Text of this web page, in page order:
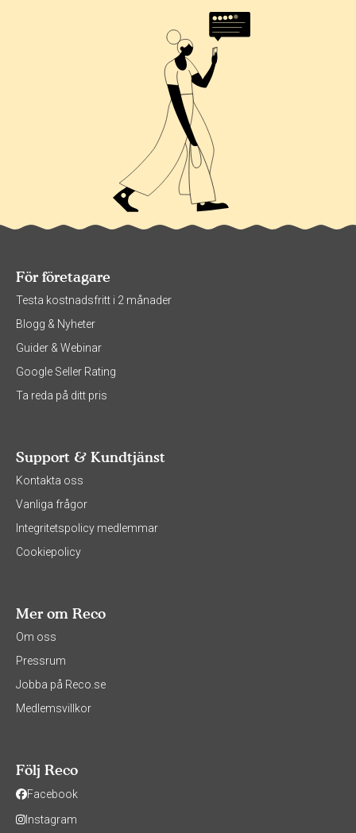
För företagare
Testa kostnadsfritt i 2 månader
Blogg & Nyheter
Guider & Webinar
Google Seller Rating
Ta reda på ditt pris
Support & Kundtjänst
Kontakta oss
Vanliga frågor
Integritetspolicy medlemmar
Cookiepolicy
Mer om Reco
Om oss
Pressrum
Jobba på Reco.se
Medlemsvillkor
Följ Reco
Facebook
Instagram